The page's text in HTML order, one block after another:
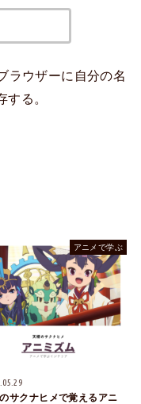
ラウザーに自分の名
る。
アニメで学ぶ
のサクナヒメで覚えるアニ